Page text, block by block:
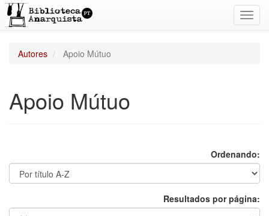
Autores Apoio Mútuo
Apoio Mútuo
Ordenando:
Resultados por página: